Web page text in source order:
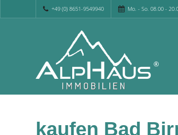
+49 (0) 8651-9549940 Mo. - So. 08.00 -
kaufen Bad